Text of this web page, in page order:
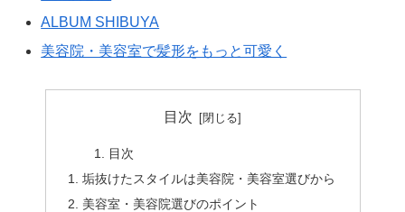
ALBUM SHIBUYA
美容院・美容室で髪形をもっと可愛く
目次
目次
垢抜けたスタイルは美容院・美容室選びから
美容室・美容院選びのポイント